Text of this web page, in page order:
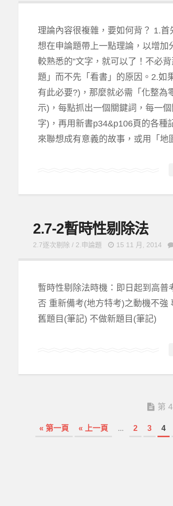
理論內容很複雜，要如何背？ 1.
想在申論題帶上一點理論，以增加
較熟悉的”文字，就可以了！不必
題」而不先「看書」的原因。2.如
有此必要?)，那麼就必需「化整為
示)，每點抓出一個關鍵詞，每一
字)，再用新書p34&p106頁的各種
來聯想成有意義的故事，或用「地
2.7-2暫時性剔除法
2.7逐次剔除 / 2.申論題 15 11 月, 2014
暫時性剔除法時機：即日起到高
否 重新備考(地方特考)之動機不強
舊題目(筆記) 不做新題目(筆記)
第
« 第一頁 « 上一頁 ... 2 3 4